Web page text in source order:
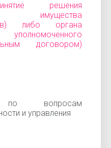
решения
имущества
либо органа
договором)
по вопросам
и управления